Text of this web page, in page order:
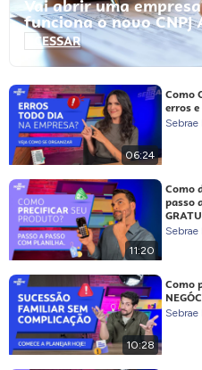
Vai abrir uma
funciona o novo
ACESSAR
06:24
Como
erros e
Sebrae
11:20
Como
passo
Sebrae
10:28
Como
Sebrae